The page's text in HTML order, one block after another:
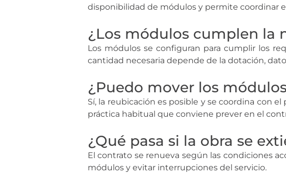
disponibilidad de módulos y permite coordinar
¿Los módulos cumplen la
Los módulos se configuran para cumplir los
cantidad necesaria depende de la dotación,
¿Puedo mover los
Sí, la reubicación es posible y se coordina con
práctica habitual que conviene prever en el
¿Qué pasa si la obra se
El contrato se renueva según las condiciones
módulos y evitar interrupciones del servicio.